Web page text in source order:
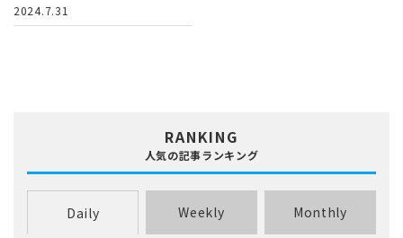
2024.7.31
RANKING
人気の記事ランキング
Daily Weekly Monthly